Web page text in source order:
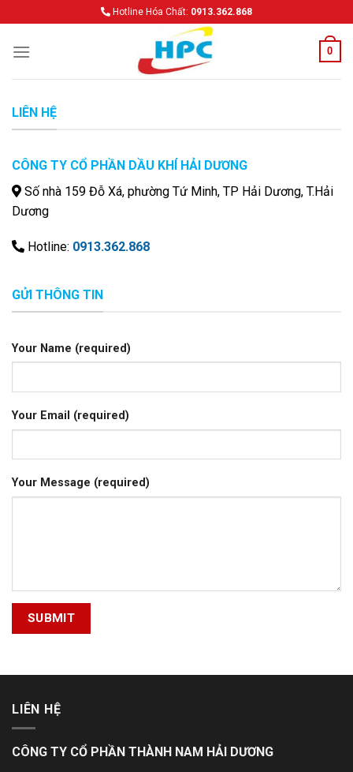
content
Hotline Hóa Chất: 0913.362.868
0
LIÊN HỆ
CÔNG TY CỔ PHẦN DẦU KHÍ HẢI DƯƠNG
Số nhà 159 Đỗ Xá, phường Tứ Minh, TP Hải Dương, T.Hải
Dương
Hotline: 0913.362.868
GỬI THÔNG TIN
Your Name (required)
Your Email (required)
Your Message (required)
LIÊN HỆ
CÔNG TY CỔ PHẦN THÀNH NAM HẢI DƯƠNG